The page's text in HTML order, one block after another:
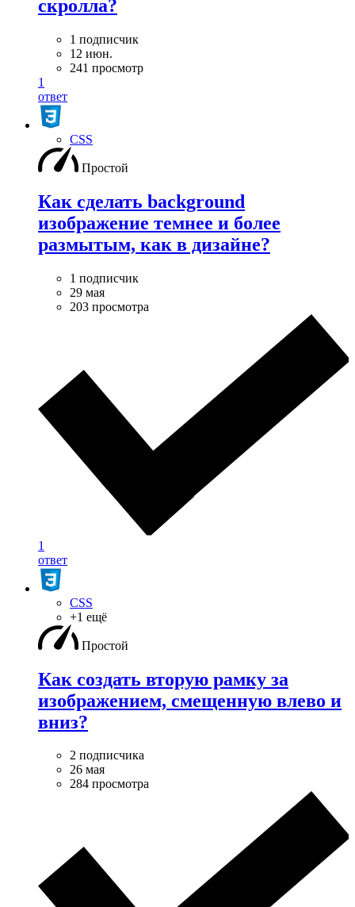
скролла?
1 подписчик
12 июн.
241 просмотр
1
ответ
CSS
Простой
Как сделать background
изображение темнее и более
размытым, как в дизайне?
1 подписчик
29 мая
203 просмотра
1
ответ
CSS
+1 ещё
Простой
Как создать вторую рамку за
изображением, смещенную влево и
вниз?
2 подписчика
26 мая
284 просмотра